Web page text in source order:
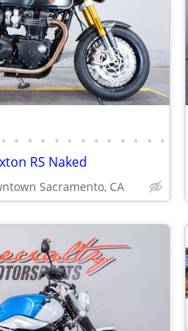
• • • • • • • • • • • • •
RS Naked
Sacramento, CA